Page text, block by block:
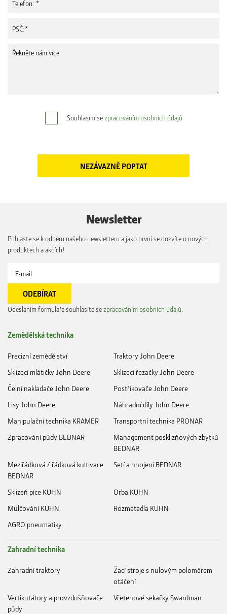
Souhlasím sezpracováním osobních údajů
Newsletter
Přihlaste se k odběru našeho newsletteru a jako první se dozvíte o nových
produktech a akcích!
Odesláním formuláře souhlasíte sezpracováním osobních údajů
Zemědělská technika
Precizní zemědělství
Traktory John Deere
Sklízecí mlátičky John Deere
Sklízecí řezačky John Deere
Čelní nakladače John Deere
Postřikovače John Deere
Lisy John Deere
Náhradní díly John Deere
Manipulační technika KRAMER
Transportní technika PRONAR
Zpracování půdy BEDNAR
Management posklizňových zbytků
BEDNAR
Meziřádková / řádková kultivace
BEDNAR
Setí a hnojení BEDNAR
Sklizeň píce KUHN
Orba KUHN
Mulčování KUHN
Rozmetadla KUHN
AGRO pneumatiky
Zahradní technika
Zahradní traktory
Žací stroje s nulovým poloměrem
otáčení
Vertikutátory a provzdušňovače
půdy
Vřetenové sekačky Swardman